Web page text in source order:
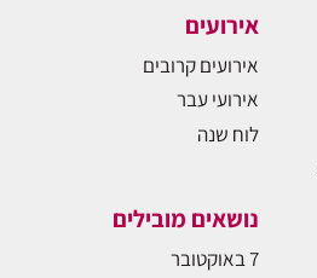
אירועים
אירועים קרובים
אירועי עבר
לוח שנה
נושאים מובילים
7 באוקטובר